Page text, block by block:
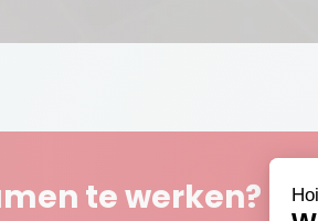
te werken?